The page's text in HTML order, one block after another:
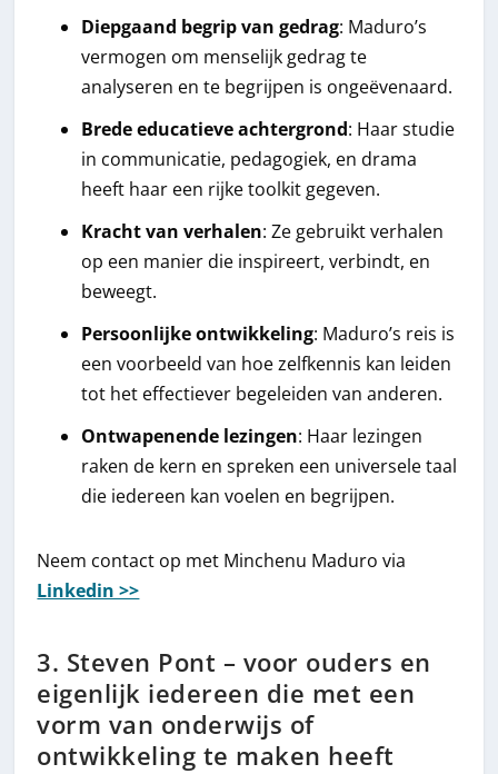
Diepgaand begrip van gedrag: Maduro’s
vermogen om menselijk gedrag te
analyseren en te begrijpen is ongeëvenaard.
Brede educatieve achtergrond: Haar studie
in communicatie, pedagogiek, en drama
heeft haar een rijke toolkit gegeven.
Kracht van verhalen: Ze gebruikt verhalen
op een manier die inspireert, verbindt, en
beweegt.
Persoonlijke ontwikkeling: Maduro’s reis is
een voorbeeld van hoe zelfkennis kan leiden
tot het effectiever begeleiden van anderen.
Ontwapenende lezingen: Haar lezingen
raken de kern en spreken een universele taal
die iedereen kan voelen en begrijpen.
Neem contact op met Minchenu Maduro via
Linkedin >>
3. Steven Pont – voor ouders en
eigenlijk iedereen die met een
vorm van onderwijs of
ontwikkeling te maken heeft